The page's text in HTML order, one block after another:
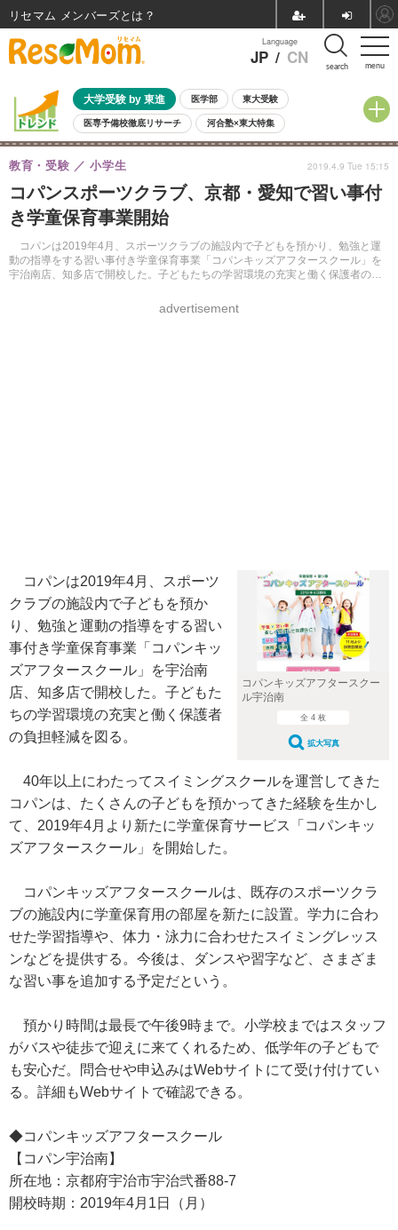
menu
Language
JP / CN search
大学受験 by 東進 医学部 東大受験
医専予備校徹底リサーチ 河合塾×東大特集
親子で考える大学選び 高校受験 中学受験 小学校受験
共通テスト 夏休み
8月開催イベント・WS 全国公立高校 過去問 人気記事
自由研究教材（小学生向け） 自由研究教材（中学生向け）
コパンスポーツクラブ、京都・愛知で習い事付
き学童保育事業開始
コパンは2019年4月、スポーツクラブの施設内で子どもを預かり、勉強と運
動の指導をする習い事付き学童保育事業「コパンキッズアフタースクール」を
宇治南店、知多店で開校した。子どもたちの学習環境の充実と働く保護者の負
教育・受験 小学生
advertisement
2019.4.9 Tue 15:15
コパンキッズアフタースクー
ル宇治南
全 4 枚
拡大写真
コパンは2019年4月、スポーツ
クラブの施設内で子どもを預か
り、勉強と運動の指導をする習い
事付き学童保育事業「コパンキッ
ズアフタースクール」を宇治南
店、知多店で開校した。子どもた
ちの学習環境の充実と働く保護者
の負担軽減を図る。
40年以上にわたってスイミングスクールを運営してきた
コパンは、たくさんの子どもを預かってきた経験を生かし
て、2019年4月より新たに学童保育サービス「コパンキッ
ズアフタースクール」を開始した。
コパンキッズアフタースクールは、既存のスポーツクラ
ブの施設内に学童保育用の部屋を新たに設置。学力に合わ
せた学習指導や、体力・泳力に合わせたスイミングレッス
ンなどを提供する。今後は、ダンスや習字など、さまざま
な習い事を追加する予定だという。
預かり時間は最長で午後9時まで。小学校まではスタッフ
がバスや徒歩で迎えに来てくれるため、低学年の子どもで
も安心だ。問合せや申込みはWebサイトにて受け付けてい
る。詳細もWebサイトで確認できる。
◆コパンキッズアフタースクール
【コパン宇治南】
所在地：京都府宇治市宇治弐番88-7
開校時期：2019年4月1日（月）
リセマム メンバーズ